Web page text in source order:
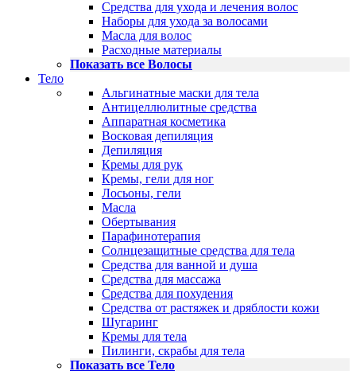
Средства для ухода и лечения волос
Наборы для ухода за волосами
Масла для волос
Расходные материалы
Показать все Волосы
Тело
Альгинатные маски для тела
Антицеллюлитные средства
Аппаратная косметика
Восковая депиляция
Депиляция
Кремы для рук
Кремы, гели для ног
Лосьоны, гели
Масла
Обертывания
Парафинотерапия
Солнцезащитные средства для тела
Средства для ванной и душа
Средства для массажа
Средства для похудения
Средства от растяжек и дряблости кожи
Шугаринг
Кремы для тела
Пилинги, скрабы для тела
Показать все Тело